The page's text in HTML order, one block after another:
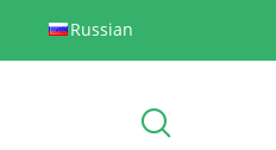
Russian